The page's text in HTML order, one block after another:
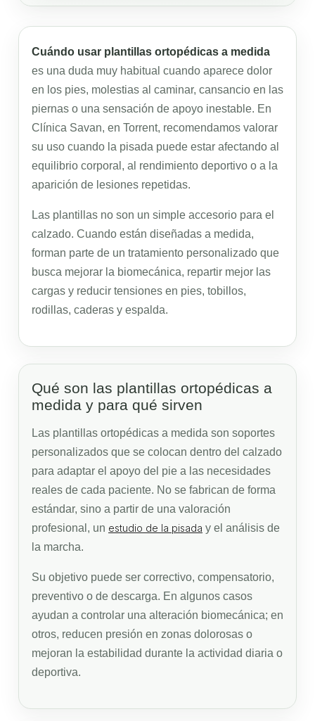
Cuándo usar plantillas ortopédicas a medida
es una duda muy habitual cuando aparece dolor
en los pies, molestias al caminar, cansancio en las
piernas o una sensación de apoyo inestable. En
Clínica Savan, en Torrent, recomendamos valorar
su uso cuando la pisada puede estar afectando al
equilibrio corporal, al rendimiento deportivo o a la
aparición de lesiones repetidas.
Las plantillas no son un simple accesorio para el
calzado. Cuando están diseñadas a medida,
forman parte de un tratamiento personalizado que
busca mejorar la biomecánica, repartir mejor las
cargas y reducir tensiones en pies, tobillos,
rodillas, caderas y espalda.
Qué son las plantillas ortopédicas a
medida y para qué sirven
Las plantillas ortopédicas a medida son soportes
personalizados que se colocan dentro del calzado
para adaptar el apoyo del pie a las necesidades
reales de cada paciente. No se fabrican de forma
estándar, sino a partir de una valoración
profesional, un estudio de la pisada y el análisis de
la marcha.
Su objetivo puede ser correctivo, compensatorio,
preventivo o de descarga. En algunos casos
ayudan a controlar una alteración biomecánica; en
otros, reducen presión en zonas dolorosas o
mejoran la estabilidad durante la actividad diaria o
deportiva.